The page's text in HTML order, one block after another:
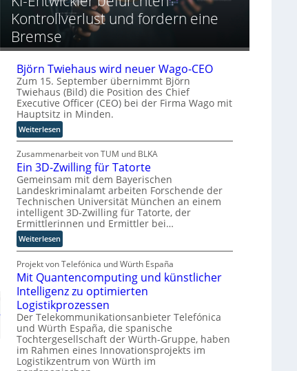
n
g
t
o
r
y
A
u
s
b
a
u
o
p
ä
i
c
h
e
n
R
o
u
t
e
r
-
H
e
r
s
t
e
l
l
e
r
n
a
h
A
u
o
m
a
t
i
s
i
e
r
u
n
g
s
l
ö
s
u
n
g
e
n
Kontrollverlust und fordern eine
Bremse
Björn Twiehaus wird neuer Wago-CEO
Zum 15. September übernimmt Björn
Twiehaus (Bild) die Position des Chief
Executive Officer (CEO) bei der Firma Wago mit
Hauptsitz in Minden.
Weiterlesen:
B
j
ö
r
n
T
w
i
e
h
a
u
s
w
i
r
d
n
e
Zusammenarbeit von TUM und BLKA
Ein 3D-Zwilling für Tatorte
Gemeinsam mit dem Bayerischen
Landeskriminalamt arbeiten Forschende der
Technischen Universität München an einem
intelligent 3D-Zwilling für Tatorte, der
Ermittlerinnen und Ermittler bei…
Weiterlesen:
E
i
n
3
-
Z
w
i
l
Projekt von Telefónica und Würth España
Mit Quantencomputing und künstlicher
Intelligenz zu optimierten
Logistikprozessen
Der Telekommunikationsanbieter Telefónica
und Würth España, die spanische
Tochtergesellschaft der Würth-Gruppe, haben
im Rahmen eines Innovationsprojekts im
Logistikzentrum von Würth im